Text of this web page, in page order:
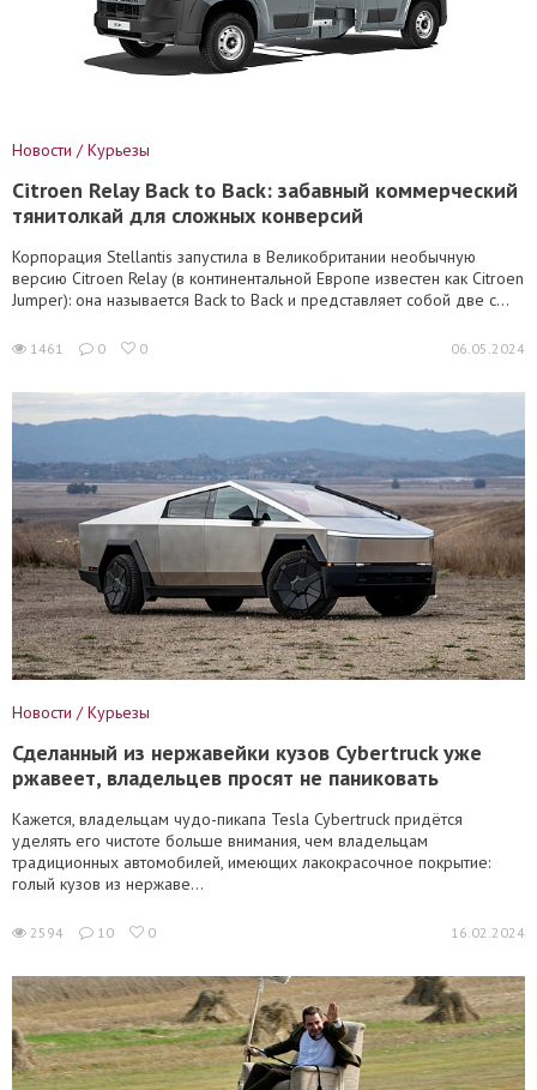
Новости / Курьезы
Citroen Relay Back to Back: забавный коммерческий
тянитолкай для сложных конверсий
Корпорация Stellantis запустила в Великобритании необычную
версию Citroen Relay (в континентальной Европе известен как Citroen
Jumper): она называется Back to Back и представляет собой две с...
1461 0 0 06.05.2024
Новости / Курьезы
Сделанный из нержавейки кузов Cybertruck уже
ржавеет, владельцев просят не паниковать
Кажется, владельцам чудо-пикапа Tesla Cybertruck придётся
уделять его чистоте больше внимания, чем владельцам
традиционных автомобилей, имеющих лакокрасочное покрытие:
голый кузов из нержаве...
2594 10 0 16.02.2024